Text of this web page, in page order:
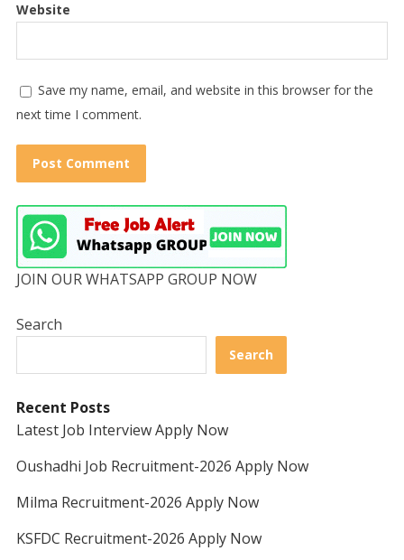
Website
Save my name, email, and website in this browser for the
next time I comment.
JOIN OUR WHATSAPP GROUP NOW
Search
Search
Recent Posts
Latest Job Interview Apply Now
Oushadhi Job Recruitment-2026 Apply Now
Milma Recruitment-2026 Apply Now
KSFDC Recruitment-2026 Apply Now